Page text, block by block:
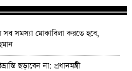
সব সমস্যা মোকাবিলা করতে হবে,
ছড়াবেন না: প্রধানমন্ত্রী